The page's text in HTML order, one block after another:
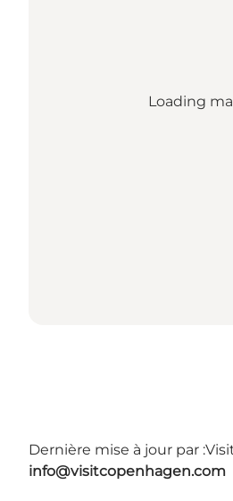
Loading
Dernière mise à jour par :
info@visitcopenhagen.com